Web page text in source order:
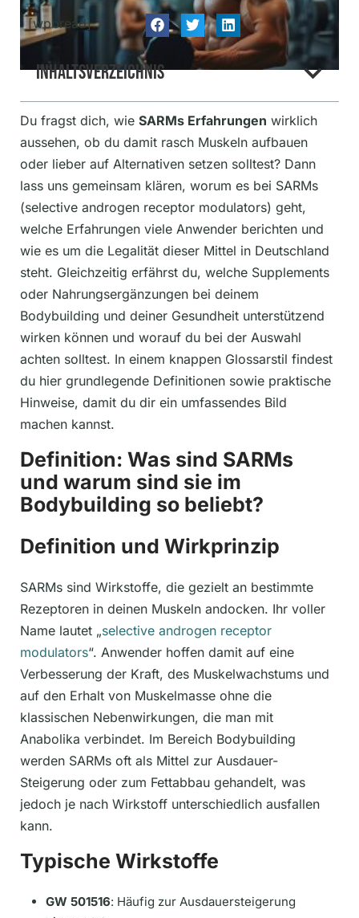
[wpbread]
Inhaltsverzeichnis
Du fragst dich, wie SARMs Erfahrungen wirklich
aussehen, ob du damit rasch Muskeln aufbauen
oder lieber auf Alternativen setzen solltest? Dann
lass uns gemeinsam klären, worum es bei SARMs
(selective androgen receptor modulators) geht,
welche Erfahrungen viele Anwender berichten und
wie es um die Legalität dieser Mittel in Deutschland
steht. Gleichzeitig erfährst du, welche Supplements
oder Nahrungsergänzungen bei deinem
Bodybuilding und deiner Gesundheit unterstützend
wirken können und worauf du bei der Auswahl
achten solltest. In einem knappen Glossarstil findest
du hier grundlegende Definitionen sowie praktische
Hinweise, damit du dir ein umfassendes Bild
machen kannst.
Definition: Was sind SARMs
und warum sind sie im
Bodybuilding so beliebt?
Definition und Wirkprinzip
SARMs sind Wirkstoffe, die gezielt an bestimmte
Rezeptoren in deinen Muskeln andocken. Ihr voller
Name lautet „selective androgen receptor
modulators“. Anwender hoffen damit auf eine
Verbesserung der Kraft, des Muskelwachstums und
auf den Erhalt von Muskelmasse ohne die
klassischen Nebenwirkungen, die man mit
Anabolika verbindet. Im Bereich Bodybuilding
werden SARMs oft als Mittel zur Ausdauer-
Steigerung oder zum Fettabbau gehandelt, was
jedoch je nach Wirkstoff unterschiedlich ausfallen
kann.
Typische Wirkstoffe
GW 501516: Häufig zur Ausdauersteigerung